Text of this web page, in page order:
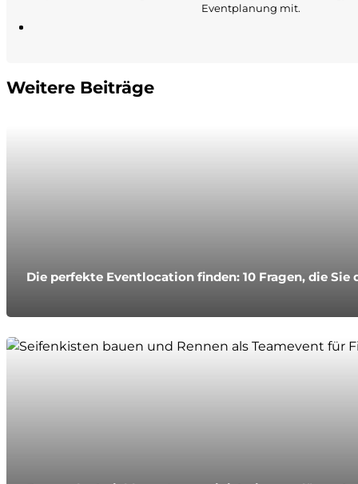
Eventplanung mit.
Weitere Beiträge
Die perfekte Eventlocation finden: 10 Fragen, die Sie